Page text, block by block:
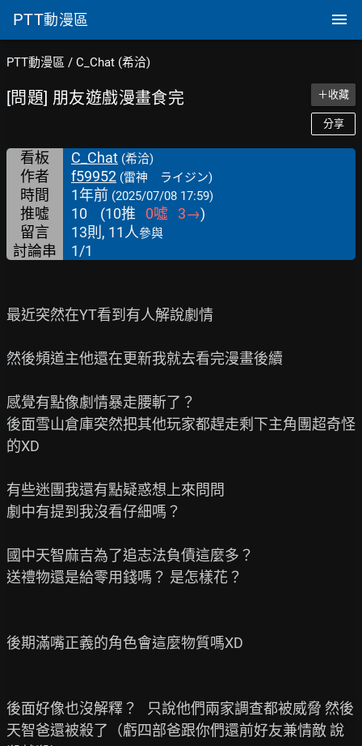
PTT動漫區
PTT動漫區 / C_Chat (希洽)
[問題] 朋友遊戲漫畫食完 ＋收藏
分享
看板 C_Chat (希洽)
作者 f59952 (雷神 ライジン)
時間 1年前 (2025/07/08 17:59)
推噓 10 (10推 0噓 3→)
留言
13則, 11人參與
討論串 1/1
最近突然在YT看到有人解說劇情
然後頻道主他還在更新我就去看完漫畫後續
感覺有點像劇情暴走腰斬了？
後面雪山倉庫突然把其他玩家都趕走剩下主角團超奇怪
的XD
有些迷團我還有點疑惑想上來問問
劇中有提到我沒看仔細嗎？
國中天智麻吉為了追志法負債這麼多？
送禮物還是給零用錢嗎？ 是怎樣花？
後期滿嘴正義的角色會這麼物質嗎XD
後面好像也沒解釋？   只說他們兩家調查都被威脅 然後
天智爸還被殺了（虧四部爸跟你們還前好友兼情敵 說